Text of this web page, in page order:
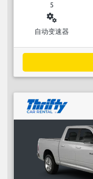
5
miscellaneous_services
自动变速器